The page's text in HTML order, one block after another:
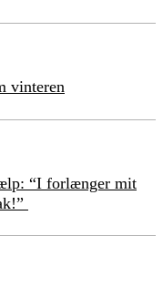
vinteren
“I forlænger mit